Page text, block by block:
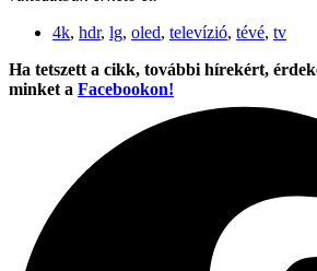
4k, hdr, lg, oled, televízió, tévé, tv
Ha tetszett a cikk, további hírekért,
minket a Facebookon!